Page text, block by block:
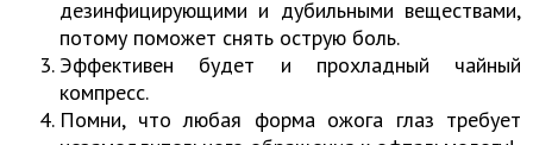
дезинфицирующими и дубильными веществами,
потому поможет снять острую боль.
Эффективен будет и прохладный чайный
компресс.
Помни, что любая форма ожога глаз требует